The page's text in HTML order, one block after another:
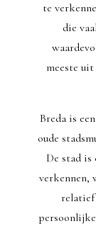
te
die
meeste
Breda is
oude
De stad is
verkennen,